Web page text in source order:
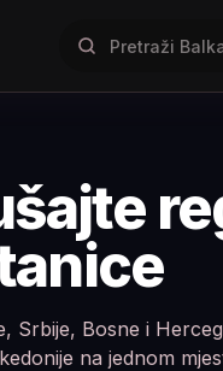
Srbije, Bosne i
na jednom